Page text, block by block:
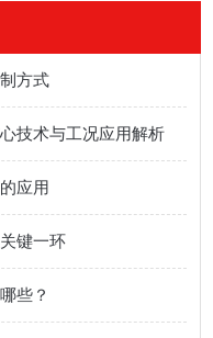
方式
技术与工况应用解析
应用
键一环
些？